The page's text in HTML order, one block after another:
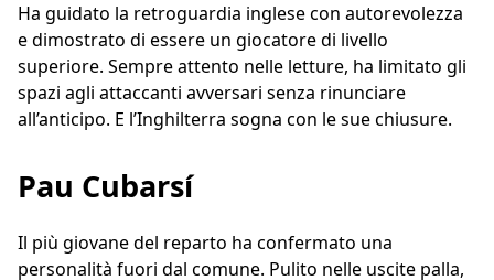
Ha guidato la retroguardia inglese con autorevolezza
e dimostrato di essere un giocatore di livello
superiore. Sempre attento nelle letture, ha limitato gli
spazi agli attaccanti avversari senza rinunciare
all’anticipo. E l’Inghilterra sogna con le sue chiusure.
Pau Cubarsí
Il più giovane del reparto ha confermato una
personalità fuori dal comune. Pulito nelle uscite palla,